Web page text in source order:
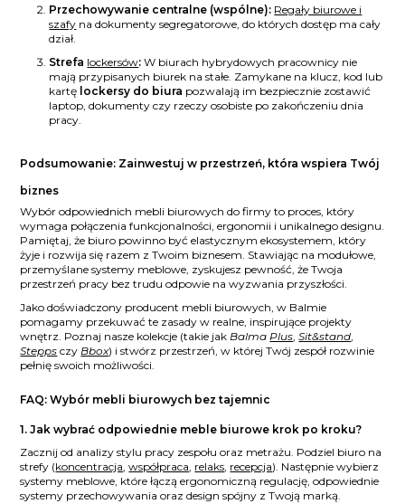
Przechowywanie centralne (wspólne): Regały biurowe i
szafy na dokumenty segregatorowe, do których dostęp ma cały
dział.
Strefa lockersów: W biurach hybrydowych pracownicy nie
mają przypisanych biurek na stałe. Zamykane na klucz, kod lub
kartę lockersy do biura pozwalają im bezpiecznie zostawić
laptop, dokumenty czy rzeczy osobiste po zakończeniu dnia
pracy.
Podsumowanie: Zainwestuj w przestrzeń, która wspiera Twój
biznes
Wybór odpowiednich mebli biurowych do firmy to proces, który
wymaga połączenia funkcjonalności, ergonomii i unikalnego designu.
Pamiętaj, że biuro powinno być elastycznym ekosystemem, który
żyje i rozwija się razem z Twoim biznesem. Stawiając na modułowe,
przemyślane systemy meblowe, zyskujesz pewność, że Twoja
przestrzeń pracy bez trudu odpowie na wyzwania przyszłości.
Jako doświadczony producent mebli biurowych, w Balmie
pomagamy przekuwać te zasady w realne, inspirujące projekty
wnętrz. Poznaj nasze kolekcje (takie jakBalmaPlus,Sit&stand,
Stepps czyBbox) i stwórz przestrzeń, w której Twój zespół rozwinie
pełnię swoich możliwości.
FAQ: Wybór mebli biurowych bez tajemnic
1. Jak wybrać odpowiednie meble biurowe krok po kroku?
Zacznij od analizy stylu pracy zespołu oraz metrażu. Podziel biuro na
strefy (koncentracja,współpraca, relaks, recepcja). Następnie wybierz
systemy meblowe, które łączą ergonomiczną regulację, odpowiednie
systemy przechowywania oraz design spójny z Twoją marką.